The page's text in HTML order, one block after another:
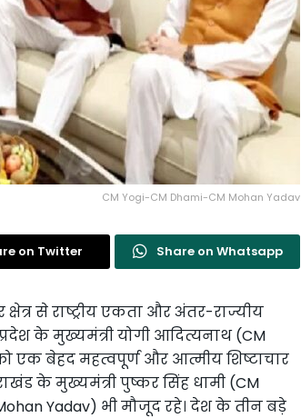
CM Yogi-CM Dhami-CM Mohan Yadav
on Twitter Share on Whatsapp
से राष्ट्रीय एकता और अंतर-राज्यीय
के मुख्यमंत्री योगी आदित्यनाथ (CM
एक बेहद महत्वपूर्ण और आत्मीय शिष्टाचार
के मुख्यमंत्री पुष्कर सिंह धामी (CM
Yadav) भी मौजूद रहे। देश के तीन बड़े